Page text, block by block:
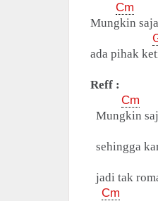
Cm
Mungkin
ada pihak
Reff :
Cm
Mungkin
sehingga
jadi tak
Cm